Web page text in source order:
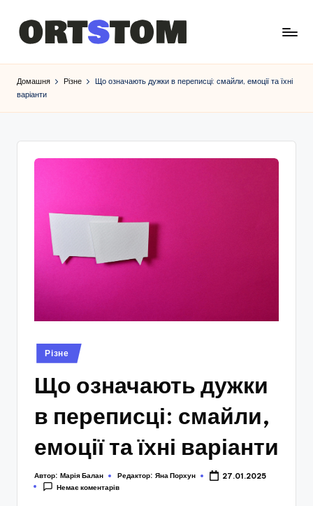
Домашня Різне
Що означають дужки в переписці: смайли, емоції та їхні
варіанти
Опубліковано
у
Різне
Що означають дужки
в переписці: смайли,
емоції та їхні варіанти
Автор: Марія Балан Редактор: Яна Порхун
27.01.2025
Немає коментарів